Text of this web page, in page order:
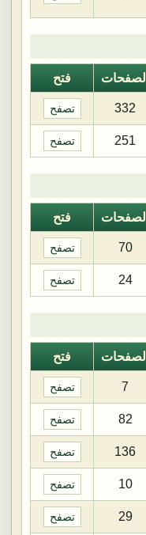
الصفحات فتح
332 تصفح
251 تصفح
الصفحات فتح
70 تصفح
24 تصفح
الصفحات فتح
7 تصفح
82 تصفح
136 تصفح
10 تصفح
29 تصفح